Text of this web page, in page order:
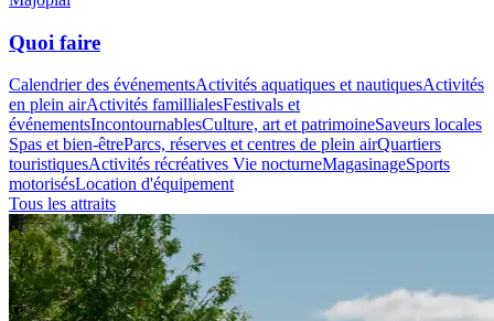
Quoi faire
Calendrier des événementsActivités aquatiques et nautiquesActivités
en plein airActivités famillialesFestivals et
événementsIncontournablesCulture, art et patrimoineSaveurs locales
Spas et bien-êtreParcs, réserves et centres de plein airQuartiers
touristiquesActivités récréatives Vie nocturneMagasinageSports
motorisésLocation d'équipement
Tous les attraits